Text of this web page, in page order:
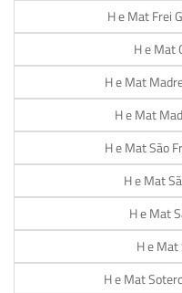
H e Mat Frei
H e Mat
H e Mat
H e Mat
H e Mat São
H e Mat
H e Mat
H e
H e Mat